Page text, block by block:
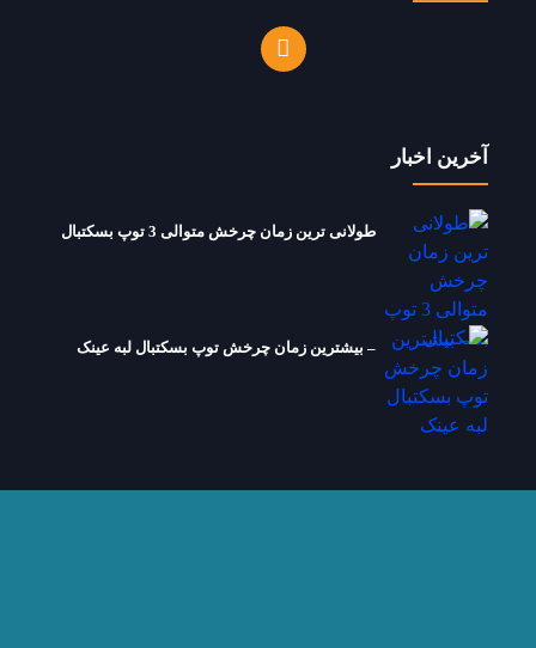
آخرین اخبار
طولانی ترین زمان چرخش متوالی 3 توپ بسکتبال
– بیشترین زمان چرخش توپ بسکتبال لبه عینک